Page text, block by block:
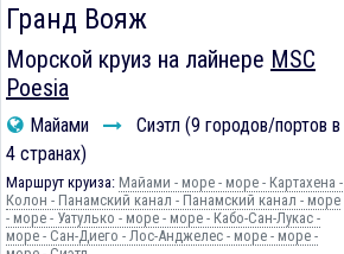
Гранд Вояж
Морской круиз на лайнере MSC
Poesia
Майами
Сиэтл (9 городов/портов в
4 странах)
Маршрут круиза: Майами - море - море - Картахена -
Колон - Панамский канал - Панамский канал - море
- море - Уатулько - море - море - Кабо-Сан-Лукас -
море - Сан-Диего - Лос-Анджелес - море - море -